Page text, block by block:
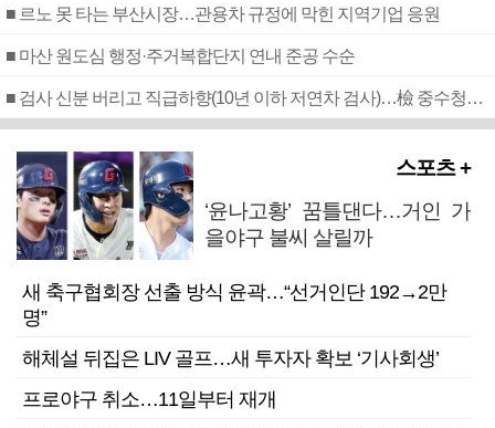
■ 르노 못 타는 부산시장…관용차 규정에 막힌 지역기업 응원
■ 마산 원도심 행정·주거복합단지 연내 준공 수순
■ 검사 신분 버리고 직급하향(10년 이하 저연차 검사)…檢 중수청행 기피
스포츠 +
‘윤나고황’ 꿈틀댄다…거인 가
을야구 불씨 살릴까
새 축구협회장 선출 방식 윤곽…“선거인단 192→2만
명”
해체설 뒤집은 LIV 골프…새 투자자 확보 ‘기사회생’
프로야구 취소…11일부터 재개